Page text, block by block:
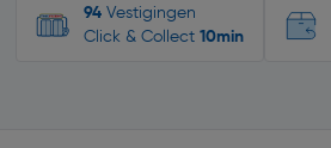
94 Vestigingen
Click & Collect 10min